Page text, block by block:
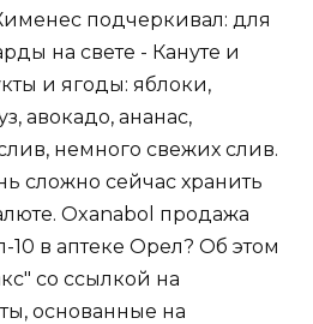
подчеркивал: для
на свете - Кануте и
и ягоды: яблоки,
авокадо, ананас,
немного свежих слив.
сложно сейчас хранить
Oxanabol продажа
10 в аптеке Орел? Об этом
со ссылкой на
основанные на